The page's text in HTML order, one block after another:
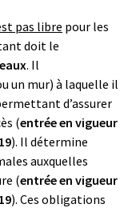
pas libre pour les
doit le
. Il
un mur) à laquelle il
d’assurer
(entrée en vigueur
). Il détermine
auxquelles
(entrée en vigueur
). Ces obligations